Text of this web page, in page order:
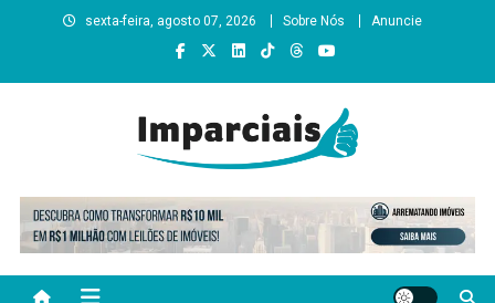
sexta-feira, agosto 07, 2026 Sobre Nós Anuncie
Imparciais